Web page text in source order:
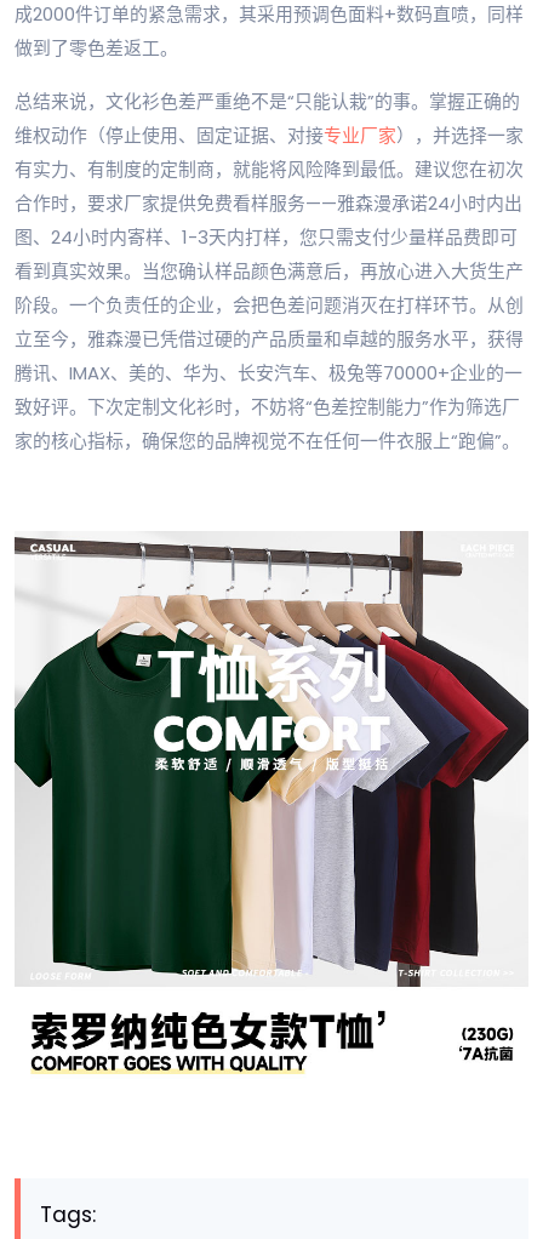
成2000件订单的紧急需求，其采用预调色面料+数码直喷，同样
做到了零色差返工。
总结来说，文化衫色差严重绝不是“只能认栽”的事。掌握正确的
维权动作（停止使用、固定证据、对接专业厂家），并选择一家
有实力、有制度的定制商，就能将风险降到最低。建议您在初次
合作时，要求厂家提供免费看样服务——雅森漫承诺24小时内出
图、24小时内寄样、1-3天内打样，您只需支付少量样品费即可
看到真实效果。当您确认样品颜色满意后，再放心进入大货生产
阶段。一个负责任的企业，会把色差问题消灭在打样环节。从创
立至今，雅森漫已凭借过硬的产品质量和卓越的服务水平，获得
腾讯、IMAX、美的、华为、长安汽车、极兔等70000+企业的一
致好评。下次定制文化衫时，不妨将“色差控制能力”作为筛选厂
家的核心指标，确保您的品牌视觉不在任何一件衣服上“跑偏”。
Tags: